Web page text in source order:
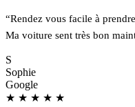
“Rendez vous facile à
Ma voiture sent très bon
S
Sophie
Google
★ ★ ★ ★ ★